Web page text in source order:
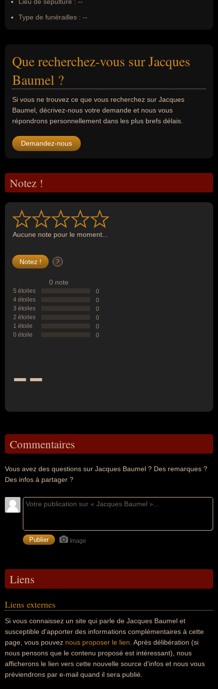
Type de funérailles : --
Que recherchez-vous sur Jacques
Baumel ?
Si vous ne trouvez ce que vous recherchez sur Jacques
Baumel, décrivez-nous votre demande et nous vous
répondrons personnellement dans les plus brefs délais.
Demandez-nous
Notez !
Aucune note pour le moment...
?
0 note
5 étoiles
0
4 étoiles
0
3 étoiles
0
2 étoiles
0
1 étoile
0
0 étoile
0
--
Commentaires
Vous avez des questions sur Jacques Baumel ? Des remarques ?
Des infos à partager ?
Image
Liens
Liens externes
Si vous connaissez un site qui parle de Jacques Baumel et
susceptible d'apporter des informations complémentaires à cette
page, vous pouvez nous proposer le lien . Après délibération (si
nous pensons que le contenu proposé est intéressant), nous
afficherons le lien vers cette nouvelle source d'infos et nous vous
préviendrons par e-mail quand il sera publié.